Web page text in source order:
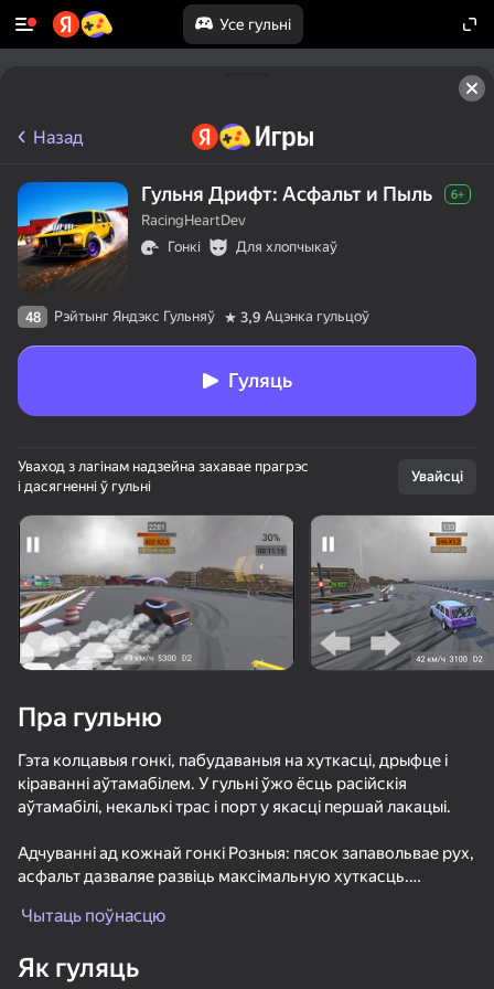
Усе гульні
Павярніце прыладу
Гульня працуе толькі ў гарызантальнай
арыентацыі
Че пацаны Эндуро Крос Мотоспорт
Car Crash Test
Назад
Гульня Дрифт: Асфальт и Пыль 6+
RacingHeartDev
Гонкі
Для хлопчыкаў
48 Рэйтынг Яндэкс Гульняў 3,9 Ацэнка гульцоў
Гуляць
Уваход з лагінам надзейна захавае прагрэс
і дасягненні ў гульні
Увайсці
Пра гульню
Гэта колцавыя гонкі, пабудаваныя на хуткасці, дрыфце і
кіраванні аўтамабілем. У гульні ўжо ёсць расійскія
аўтамабілі, некалькі трас і порт у якасці першай лакацыі.
Адчуванні ад кожнай гонкі Розныя: пясок запавольвае рух,
асфальт дазваляе развіць максімальную хуткасць.
паводзінах, таму да кожнага з іх патрэбен свой падыход.
Асінхронны мультыплэер дазваляе вам спаборнічаць з"
Чытаць поўнасцю
Як гуляць